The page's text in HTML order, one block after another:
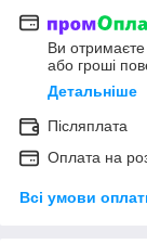
Ви
або гроші
Детальніше
Післяплата
Оплата на
Всі умови